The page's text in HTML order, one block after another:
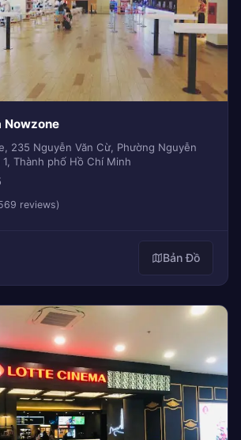
Nowzone
235 Nguyễn Văn Cừ, Phường Nguyễn
1, Thành phố Hồ Chí Minh
reviews)
Bản Đồ